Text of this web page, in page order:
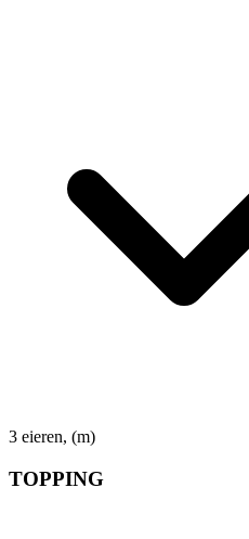
3 eieren, (m)
TOPPING